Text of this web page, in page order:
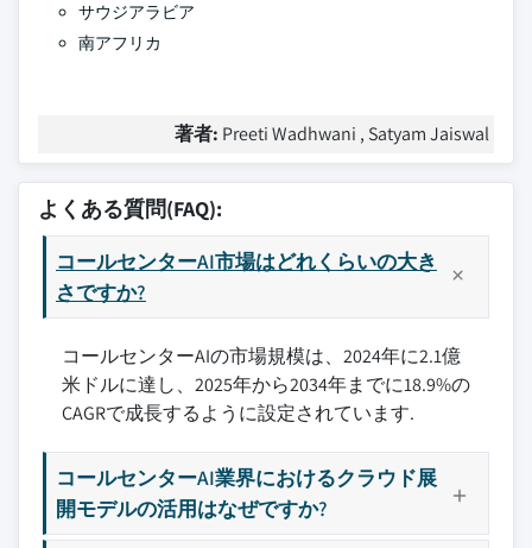
サウジアラビア
南アフリカ
著者: Preeti Wadhwani , Satyam Jaiswal
よくある質問(FAQ):
コールセンターAI市場はどれくらいの大き
さですか?
コールセンターAIの市場規模は、2024年に2.1億
米ドルに達し、2025年から2034年までに18.9%の
CAGRで成長するように設定されています.
コールセンターAI業界におけるクラウド展
開モデルの活用はなぜですか?